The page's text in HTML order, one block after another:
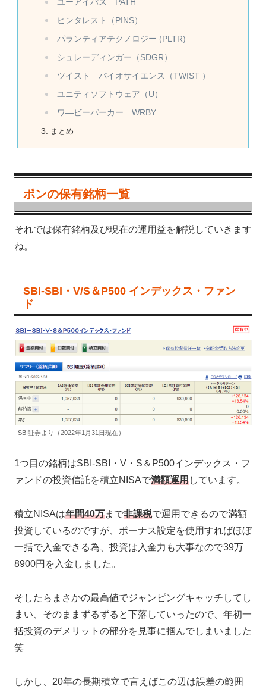
ユーアイパス PATH
ピンタレスト（PINS）
パランティアテクノロジー (PLTR)
シュレーディンガー（SDGR）
ツイスト バイオサイエンス（TWIST ）
ユニティソフトウェア（U）
ワ―ビーパーカー WRBY
まとめ
ポンの保有銘柄一覧
それでは保有銘柄及び現在の運用益を解説していきます
ね。
SBI-SBI・V/S＆P500 インデックス・ファン
ド
SBI証券より（2022年1月31日現在）
1つ目の銘柄はSBI-SBI・V・S＆P500インデックス・フ
ァンドの投資信託を積立NISAで満額運用しています。
積立NISAは年間40万まで非課税で運用できるので満額
投資しているのですが、ボーナス設定を使用すればほぼ
一括で入金できる為、投資は入金力も大事なので39万
8900円を入金しました。
そしたらまさかの最高値でジャンピングキャッチしてし
まい、そのままずるずると下落していったので、年初一
括投資のデメリットの部分を見事に掴んでしまいました
笑
しかし、20年の長期積立で言えばこの辺は誤差の範囲